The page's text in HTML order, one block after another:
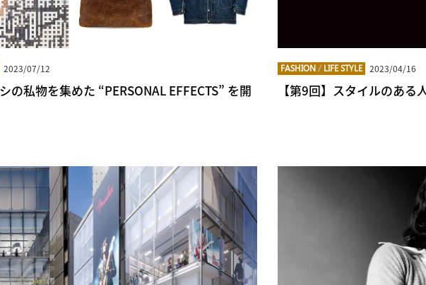
2023/07/12
の私物を集めた “PERSONAL EFFECTS” を開
FASHION / LIFE STYLE 2023/04/16
【第9回】スタイルのあ